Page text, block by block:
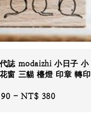
誌 modaizhi 小日子 小
窗 三貓 檯燈 印章 轉印
-NT$ 380